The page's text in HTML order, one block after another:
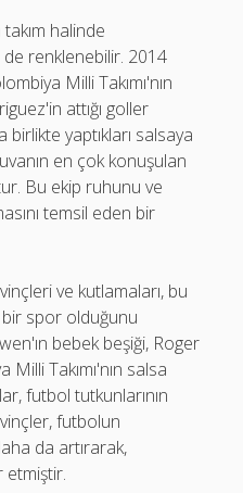
halinde
renklenebilir. 2014
Milli Takımı'nın
attığı goller
birlikte yaptıkları salsaya
en çok konuşulan
Bu ekip ruhunu ve
temsil eden bir
ve kutlamaları, bu
spor olduğunu
bebek beşiği, Roger
Milli Takımı'nın salsa
futbol tutkunlarının
futbolun
da artırarak,
etmiştir.